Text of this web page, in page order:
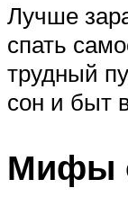
Лучше
спать
трудный
сон и быт
Мифы